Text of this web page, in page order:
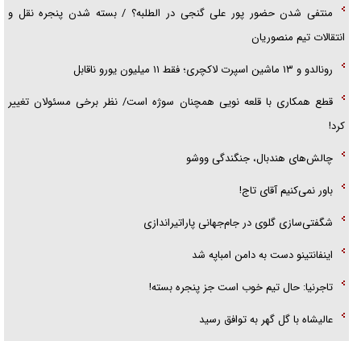
منتفی شدن حضور پور علی گنجی در الطلبه؟ / بسته شدن پنجره نقل و
انتقالات تیم منصوریان
رونالدو و ۱۳ ماشین اسپرت لاکچری؛ فقط ۱۱ میلیون یورو ناقابل
قطع همکاری با قلعه نویی همچنان سوژه است/ نظر برخی مسئولان تغییر
کرد!
چالش‌های هندبال، جنگندگی ووشو
باور نمی‌کنیم آقای تاج!
شگفتی‌سازی گلوی در جام‌جهانی پاراتیراندازی
اینفانتینو دست به دامن امباپه شد
تاجرنیا: حال تیم خوب است جز پنجره بسته!
عالیشاه با گل گهر به توافق رسید